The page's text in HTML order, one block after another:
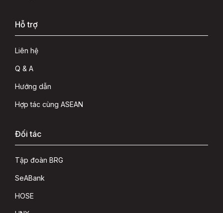
Hỗ trợ
Liên hệ
Q & A
Hướng dẫn
Hợp tác cùng ASEAN
Đối tác
Tập đoàn BRG
SeABank
HOSE